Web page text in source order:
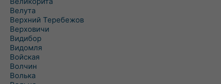
Велута
Верхний Теребежов
Верховичи
Видибор
Видомля
Войская
Волчин
Волька